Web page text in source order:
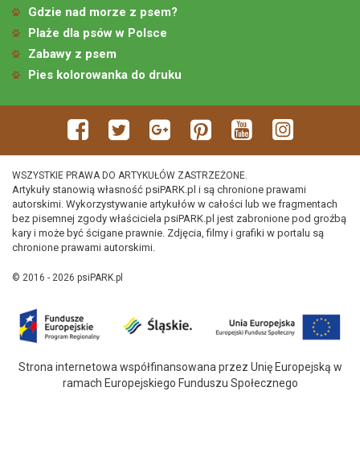
Gdzie nad morze z psem?
Plaże dla psów w Polsce
Zabawy z psem
Pies kolorowanka do druku
WSZYSTKIE PRAWA DO ARTYKUŁÓW ZASTRZEŻONE.
Artykuły stanowią własność psiPARK.pl i są chronione prawami
autorskimi. Wykorzystywanie artykułów w całości lub we fragmentach
bez pisemnej zgody właściciela psiPARK.pl jest zabronione pod groźbą
kary i może być ścigane prawnie. Zdjęcia, filmy i grafiki w portalu są
chronione prawami autorskimi.
© 2016 - 2026 psiPARK.pl
Strona internetowa współfinansowana przez Unię Europejską w
ramach Europejskiego Funduszu Społecznego